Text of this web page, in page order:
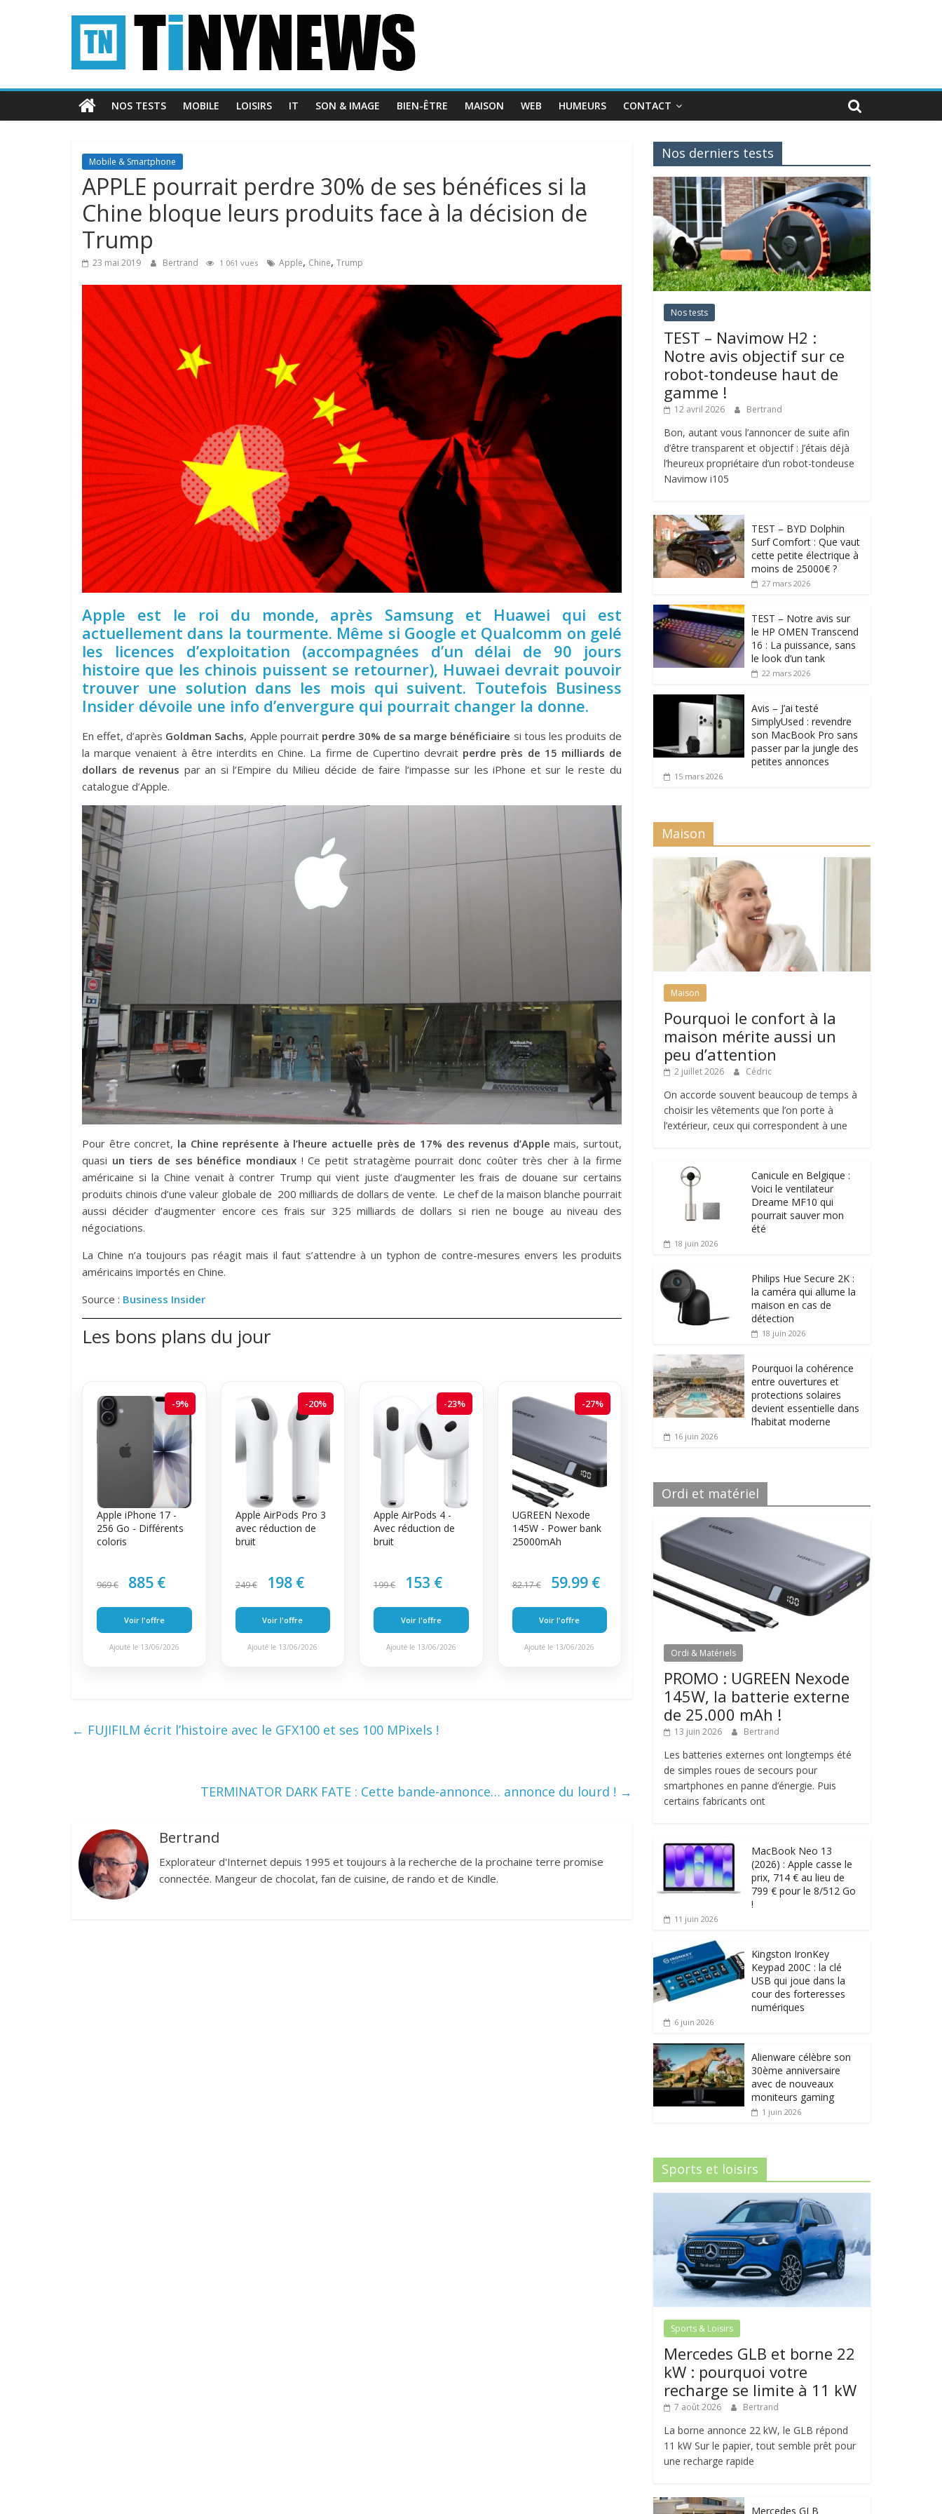
Tinynews
Le
belge
connectéNOS TESTS MOBILE LOISIRS IT SON & IMAGE BIEN-ÊTRE MAISON WEB HUMEURS CONTACT
Mobile & Smartphone
APPLE pourrait perdre 30% de ses bénéfices si la
Chine bloque leurs produits face à la décision de
Trump
23 mai 2019 Bertrand 1 061 vues Apple, Chine, Trump
Apple est le roi du monde, après Samsung et Huawei qui est
actuellement dans la tourmente. Même si Google et Qualcomm on gelé
les licences d’exploitation (accompagnées d’un délai de 90 jours
histoire que les chinois puissent se retourner), Huwaei devrait pouvoir
trouver une solution dans les mois qui suivent. Toutefois Business
Insider dévoile une info d’envergure qui pourrait changer la donne.
En effet, d’après Goldman Sachs, Apple pourrait perdre 30% de sa marge bénéficiaire si tous les produits de
la marque venaient à être interdits en Chine. La firme de Cupertino devrait perdre près de 15 milliards de
dollars de revenus par an si l’Empire du Milieu décide de faire l’impasse sur les iPhone et sur le reste du
catalogue d’Apple.
Pour être concret, la Chine représente à l’heure actuelle près de 17% des revenus d’Apple mais, surtout,
quasi un tiers de ses bénéfice mondiaux ! Ce petit stratagème pourrait donc coûter très cher à la firme
américaine si la Chine venait à contrer Trump qui vient juste d’augmenter les frais de douane sur certains
produits chinois d’une valeur globale de 200 milliards de dollars de vente. Le chef de la maison blanche pourrait
aussi décider d’augmenter encore ces frais sur 325 milliards de dollars si rien ne bouge au niveau des
négociations.
La Chine n’a toujours pas réagit mais il faut s’attendre à un typhon de contre-mesures envers les produits
américains importés en Chine.
Source : Business Insider
Les bons plans du jour
-9%
Apple iPhone 17 -
256 Go - Différents
coloris
969 € 885 €
Voir l'offre
Ajouté le 13/06/2026
-20%
Apple AirPods Pro 3
avec réduction de
bruit
249 € 198 €
Voir l'offre
Ajouté le 13/06/2026
-23%
Apple AirPods 4 -
Avec réduction de
bruit
199 € 153 €
Voir l'offre
Ajouté le 13/06/2026
-27%
UGREEN Nexode
145W - Power bank
25000mAh
82.17 € 59.99 €
Voir l'offre
Ajouté le 13/06/2026
← FUJIFILM écrit l’histoire avec le GFX100 et ses 100 MPixels !
TERMINATOR DARK FATE : Cette bande-annonce… annonce du lourd ! →
Bertrand
Explorateur d'Internet depuis 1995 et toujours à la recherche de la prochaine terre promise
connectée. Mangeur de chocolat, fan de cuisine, de rando et de Kindle.
Nos derniers tests
Nos tests
TEST – Navimow H2 :
Notre avis objectif sur ce
robot-tondeuse haut de
gamme !
12 avril 2026 Bertrand
Bon, autant vous l’annoncer de suite afin
d’être transparent et objectif : J’étais déjà
l’heureux propriétaire d’un robot-tondeuse
Navimow i105
TEST – BYD Dolphin
Surf Comfort : Que vaut
cette petite électrique à
moins de 25000€ ?
27 mars 2026
TEST – Notre avis sur
le HP OMEN Transcend
16 : La puissance, sans
le look d’un tank
22 mars 2026
Avis – J’ai testé
SimplyUsed : revendre
son MacBook Pro sans
passer par la jungle des
petites annonces
15 mars 2026
Maison
Maison
Pourquoi le confort à la
maison mérite aussi un
peu d’attention
2 juillet 2026 Cédric
On accorde souvent beaucoup de temps à
choisir les vêtements que l’on porte à
l’extérieur, ceux qui correspondent à une
Canicule en Belgique :
Voici le ventilateur
Dreame MF10 qui
pourrait sauver mon
été
18 juin 2026
Philips Hue Secure 2K :
la caméra qui allume la
maison en cas de
détection
18 juin 2026
Pourquoi la cohérence
entre ouvertures et
protections solaires
devient essentielle dans
l’habitat moderne
16 juin 2026
Ordi et matériel
Ordi & Matériels
PROMO : UGREEN Nexode
145W, la batterie externe
de 25.000 mAh !
13 juin 2026 Bertrand
Les batteries externes ont longtemps été
de simples roues de secours pour
smartphones en panne d’énergie. Puis
certains fabricants ont
MacBook Neo 13
(2026) : Apple casse le
prix, 714 € au lieu de
799 € pour le 8/512 Go
!
11 juin 2026
Kingston IronKey
Keypad 200C : la clé
USB qui joue dans la
cour des forteresses
numériques
6 juin 2026
Alienware célèbre son
30ème anniversaire
avec de nouveaux
moniteurs gaming
1 juin 2026
Sports et loisirs
Sports & Loisirs
Mercedes GLB et borne 22
kW : pourquoi votre
recharge se limite à 11 kW
7 août 2026 Bertrand
La borne annonce 22 kW, le GLB répond
11 kW Sur le papier, tout semble prêt pour
une recharge rapide
Mercedes GLB